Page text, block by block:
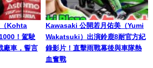
（Kohta
！駕駛
廠車，誓言
Kawasaki 公開若月佑美（Yumi
Wakatsuki）出演鈴鹿8耐官方紀
錄影片！直擊雨戰幕後與車隊熱
血奮戰